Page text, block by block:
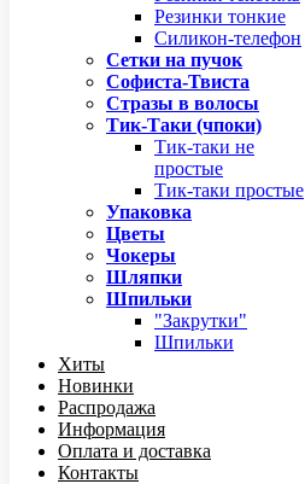
Резинки тонкие
Силикон-телефон
Сетки на пучок
Софиста-Твиста
Стразы в волосы
Тик-Таки (чпоки)
Тик-таки не
простые
Тик-таки простые
Упаковка
Цветы
Чокеры
Шляпки
Шпильки
"Закрутки"
Шпильки
Хиты
Новинки
Распродажа
Информация
Оплата и доставка
Контакты